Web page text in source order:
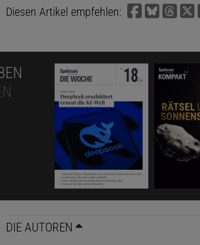
Diesen Artikel empfehlen:
DIE AUTOREN